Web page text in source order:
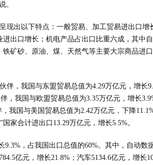
。
现出以下特点：一般贸易、加工贸易进出口增
出口增长；机电产品占出口比重六成，其中
矿砂、原油、煤、天然气等主要大宗商品进
伴，我国与东盟贸易总值为4.29万亿元，增长
，我国与欧盟贸易总值为3.35万亿元，增长
我国与美国贸易总值为2.42万亿元，下降
家合计进出口13.29万亿元，增长5.5%。
9.3%，占我国出口总值的60%。其中，自动数
亿元，增长21.8%；汽车5134.6亿元，增长